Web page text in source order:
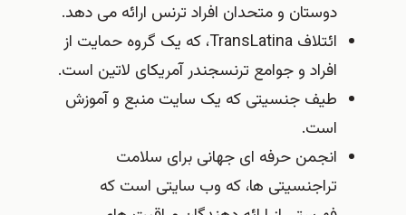
دوستان و متحدان افراد ترنس ارائه می دهد.
ائتلاف TransLatina، که یک گروه حمایت از
افراد و جوامع ترنسجندر آمریکای لاتین است.
طیف جنسیتی که یک سایت منبع و آموزش
است.
انجمن حرفه ای جهانی برای سلامت
تراجنسیتی ها، که وب سایتی است که